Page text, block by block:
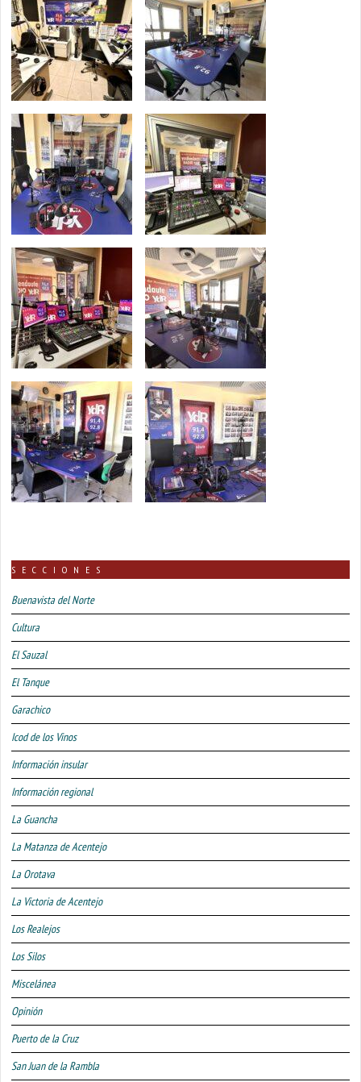
SECCIONES
Buenavista del Norte
Cultura
El Sauzal
El Tanque
Garachico
Icod de los Vinos
Información insular
Información regional
La Guancha
La Matanza de Acentejo
La Orotava
La Victoria de Acentejo
Los Realejos
Los Silos
Miscelánea
Opinión
Puerto de la Cruz
San Juan de la Rambla